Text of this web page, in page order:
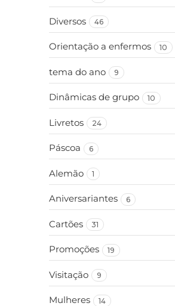
Diversos 46
Orientação a enfermos 10
tema do ano 9
Dinâmicas de grupo 10
Livretos 24
Páscoa 6
Alemão 1
Aniversariantes 6
Cartões 31
Promoções 19
Visitação 9
Mulheres 14